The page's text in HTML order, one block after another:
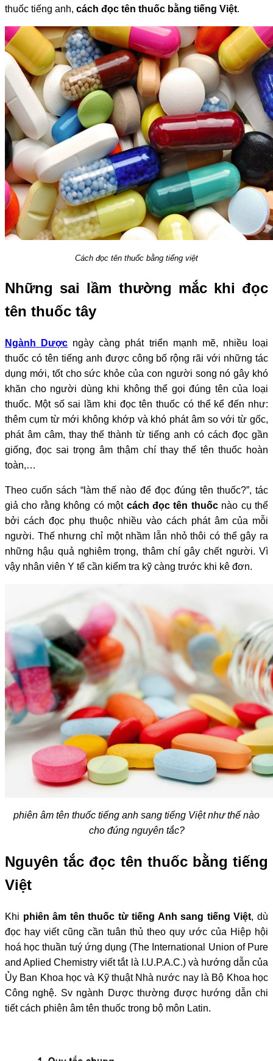
thuốc tiếng anh, cách đọc tên thuốc bằng tiếng Việt.
Cách đọc tên thuốc bằng tiếng việt
Những sai lầm thường mắc khi đọc
tên thuốc tây
Ngành Dược ngày càng phát triển mạnh mẽ, nhiều loại
thuốc có tên tiếng anh được công bố rộng rãi với những tác
dụng mới, tốt cho sức khỏe của con người song nó gây khó
khăn cho người dùng khi không thể gọi đúng tên của loại
thuốc. Một số sai lầm khi đọc tên thuốc có thể kể đến như:
thêm cụm từ mới không khớp và khó phát âm so với từ gốc,
phát âm câm, thay thế thành từ tiếng anh có cách đọc gần
giống, đọc sai trọng âm thậm chí thay thế tên thuốc hoàn
toàn,…
Theo cuốn sách “làm thế nào để đọc đúng tên thuốc?”, tác
giả cho rằng không có một cách đọc tên thuốcnào cụ thể
bởi cách đọc phụ thuộc nhiều vào cách phát âm của mỗi
người. Thế nhưng chỉ một nhầm lẫn nhỏ thôi có thể gây ra
những hậu quả nghiêm trọng, thâm chí gây chết người. Vì
vậy nhân viên Y tế cần kiểm tra kỹ càng trước khi kê đơn.
phiên âm tên thuốc tiếng anh sang tiếng Việt như thế nào
cho đúng nguyên tắc?
Nguyên tắc đọc tên thuốc bằng tiếng
Việt
Khi phiên âm tên thuốc từ tiếng Anh sang tiếng Việt, dù
đọc hay viết cũng cần tuân thủ theo quy ước của Hiệp hội
hoá học thuần tuý ứng dụng (The International Union of Pure
and Aplied Chemistry viết tắt là I.U.P.A.C.) và hướng dẫn của
Ủy Ban Khoa học và Kỹ thuật Nhà nước nay là Bộ Khoa học
Công nghệ. Sv ngành Dược thường được hướng dẫn chi
tiết cách phiên âm tên thuốc trong bộ môn Latin.